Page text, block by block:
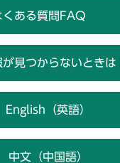
くある質問FAQ
が見つからないときは
English（英語）
中文（中国語）